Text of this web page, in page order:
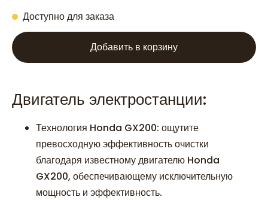
Доступно для заказа
Добавить в корзину
Двигатель электростанции:
Технология Honda GX200: ощутите
превосходную эффективность очистки
благодаря известному двигателю Honda
GX200, обеспечивающему исключительную
мощность и эффективность.